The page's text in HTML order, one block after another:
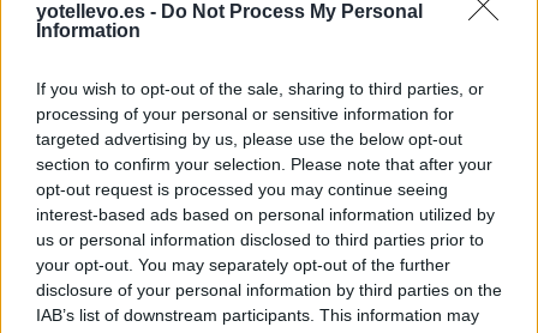
yotellevo.es - Do Not Process My Personal
Information
If you wish to opt-out of the sale, sharing to third parties, or
processing of your personal or sensitive information for
targeted advertising by us, please use the below opt-out
section to confirm your selection. Please note that after your
opt-out request is processed you may continue seeing
interest-based ads based on personal information utilized by
us or personal information disclosed to third parties prior to
your opt-out. You may separately opt-out of the further
disclosure of your personal information by third parties on the
IAB’s list of downstream participants. This information may
Cómo ir desde Falces Navarra a Villafranca
Navarra